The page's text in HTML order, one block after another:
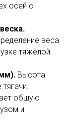
осей с
веса
тяжёлой
Высота
общую
и